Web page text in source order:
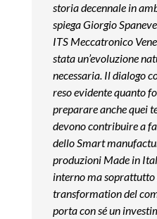
storia decennale in
spiega Giorgio
ITS Meccatronico
stata un’evoluzione
necessaria. Il dialogo
reso evidente quanto
preparare anche quei
devono contribuire a
dello Smart
produzioni Made in
interno ma soprattutto
transformation del
porta con sé un